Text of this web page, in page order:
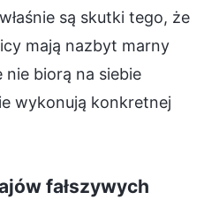
są skutki tego, że
mają nazbyt marny
nie biorą na siebie
wykonują konkretnej
fałszywych